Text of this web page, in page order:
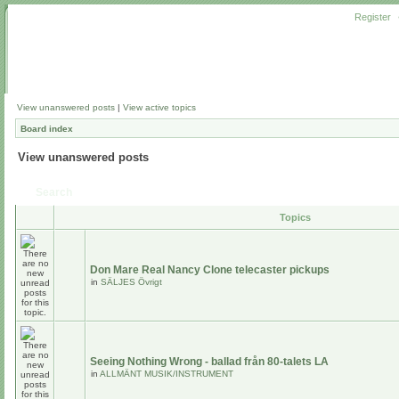
Register
View unanswered posts | View active topics
Board index
View unanswered posts
Topics
Don Mare Real Nancy Clone telecaster pickups
in SÄLJES Övrigt
Seeing Nothing Wrong - ballad från 80-talets LA
in ALLMÄNT MUSIK/INSTRUMENT